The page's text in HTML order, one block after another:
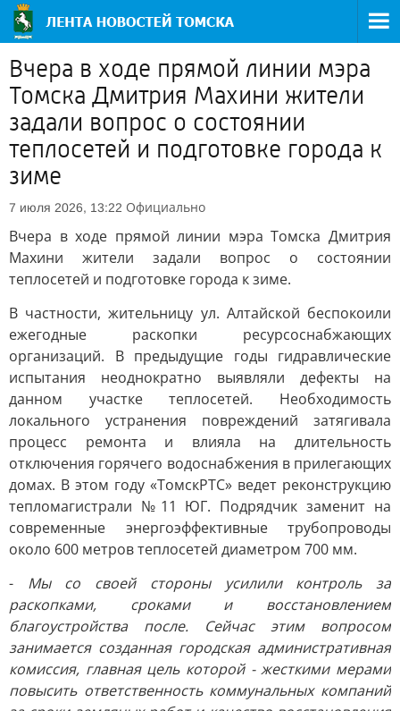
Вчера в ходе прямой линии мэра
Томска Дмитрия Махини жители
задали вопрос о состоянии
теплосетей и подготовке города к
зиме
7 июля 2026, 13:22 Официально
Вчера в ходе прямой линии мэра Томска Дмитрия
Махини жители задали вопрос о состоянии
теплосетей и подготовке города к зиме.
В частности, жительницу ул. Алтайской беспокоили
ежегодные раскопки ресурсоснабжающих
организаций. В предыдущие годы гидравлические
испытания неоднократно выявляли дефекты на
данном участке теплосетей. Необходимость
локального устранения повреждений затягивала
процесс ремонта и влияла на длительность
отключения горячего водоснабжения в прилегающих
домах. В этом году «ТомскРТС» ведет реконструкцию
тепломагистрали №11 ЮГ. Подрядчик заменит на
современные энергоэффективные трубопроводы
около 600 метров теплосетей диаметром 700 мм.
- Мы со своей стороны усилили контроль за
раскопками, сроками и восстановлением
благоустройства после. Сейчас этим вопросом
занимается созданная городская административная
комиссия, главная цель которой - жесткими мерами
повысить ответственность коммунальных компаний